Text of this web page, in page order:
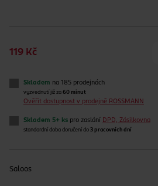
119 Kč
Skladem na 185 prodejnách
vyzvednutí již za 60 minut
Ověřit dostupnost v prodejně ROSSMANN
Skladem 5+ ks pro zaslání DPD, Zásilkovna
standardní doba doručení do 3 pracovních dní
Saloos